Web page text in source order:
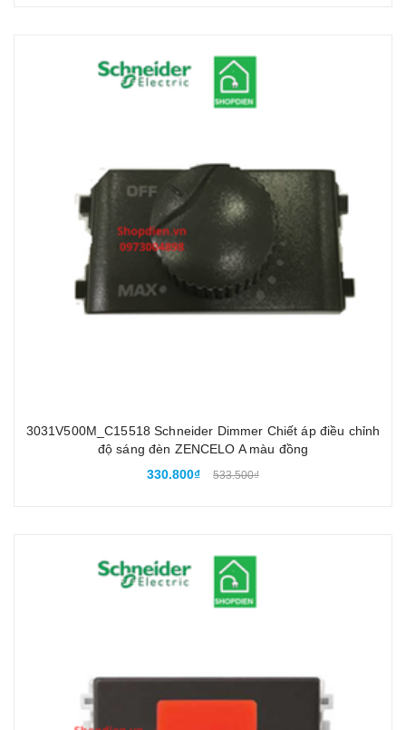
3031V500M_C15518 Schneider Dimmer Chiết áp điều chỉnh
độ sáng đèn ZENCELO A màu đồng
330.800₫
533.500₫